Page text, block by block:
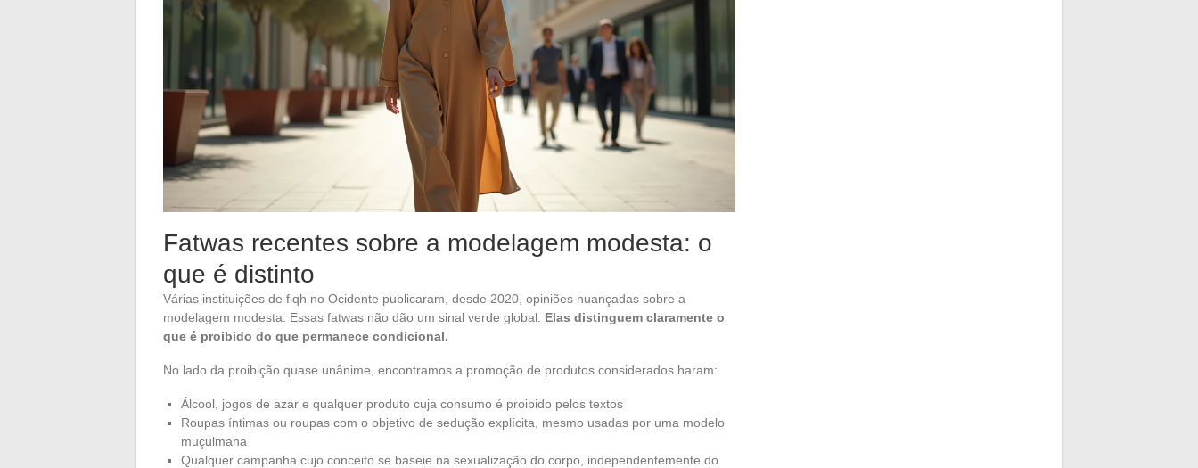
Fatwas recentes sobre a modelagem modesta: o
que é distinto
Várias instituições de fiqh no Ocidente publicaram, desde 2020, opiniões nuançadas sobre a
modelagem modesta. Essas fatwas não dão um sinal verde global. Elas distinguem claramente o
que é proibido do que permanece condicional.
No lado da proibição quase unânime, encontramos a promoção de produtos considerados haram:
Álcool, jogos de azar e qualquer produto cuja consumo é proibido pelos textos
Roupas íntimas ou roupas com o objetivo de sedução explícita, mesmo usadas por uma modelo
muçulmana
Qualquer campanha cujo conceito se baseie na sexualização do corpo, independentemente do